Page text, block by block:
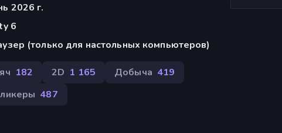
2026 г.
6
(только для настольных компьютеров)
182 2D 1 165 Добыча 419
487